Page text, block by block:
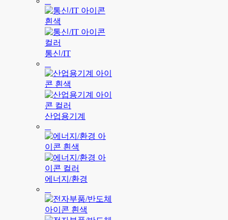
통신/IT
산업용기계
에너지/환경